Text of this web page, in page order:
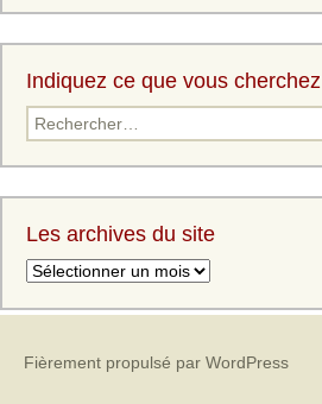
Indiquez ce que vous cherchez
Les archives du site
Fièrement propulsé par WordPress